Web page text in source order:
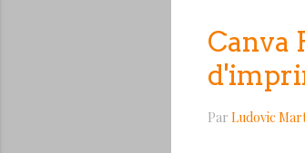
Canva
Par Ludovic